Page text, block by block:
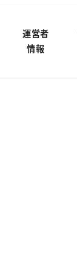
運営者
情報